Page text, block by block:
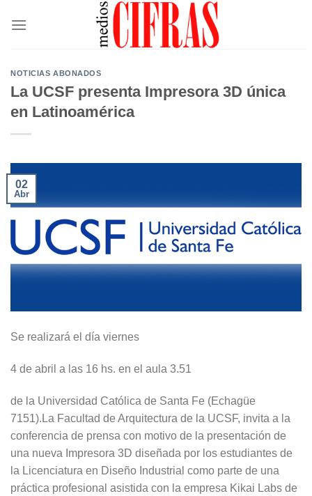
NOTICIAS ABONADOS
La UCSF presenta Impresora 3D única
en Latinoamérica
02
Abr
Se realizará el día viernes
4 de abril a las 16 hs. en el aula 3.51
de la Universidad Católica de Santa Fe (Echagüe
7151).La Facultad de Arquitectura de la UCSF, invita a la
conferencia de prensa con motivo de la presentación de
una nueva Impresora 3D diseñada por los estudiantes de
la Licenciatura en Diseño Industrial como parte de una
práctica profesional asistida con la empresa Kikai Labs de